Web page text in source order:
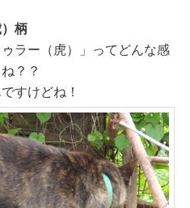
柄
ラー（虎）」ってどんな感
？？
すけどね！